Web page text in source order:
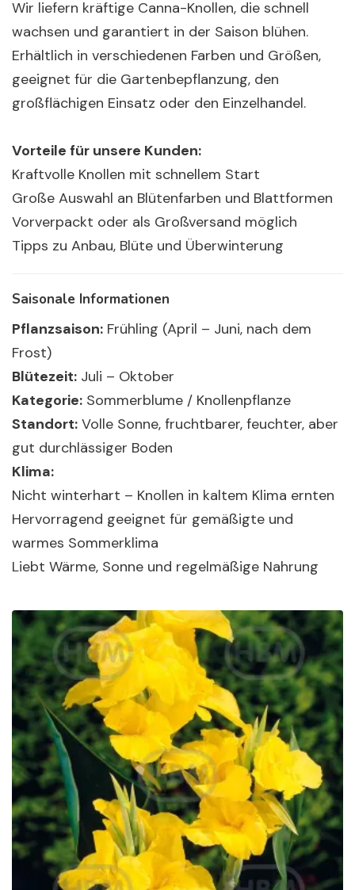
Wir liefern kräftige Canna-Knollen, die schnell
wachsen und garantiert in der Saison blühen.
Erhältlich in verschiedenen Farben und Größen,
geeignet für die Gartenbepflanzung, den
großflächigen Einsatz oder den Einzelhandel.
Vorteile für unsere Kunden:
Kraftvolle Knollen mit schnellem Start
Große Auswahl an Blütenfarben und Blattformen
Vorverpackt oder als Großversand möglich
Tipps zu Anbau, Blüte und Überwinterung
Saisonale Informationen
Pflanzsaison: Frühling (April – Juni, nach dem
Frost)
Blütezeit: Juli – Oktober
Kategorie: Sommerblume / Knollenpflanze
Standort: Volle Sonne, fruchtbarer, feuchter, aber
gut durchlässiger Boden
Klima:
Nicht winterhart – Knollen in kaltem Klima ernten
Hervorragend geeignet für gemäßigte und
warmes Sommerklima
Liebt Wärme, Sonne und regelmäßige Nahrung